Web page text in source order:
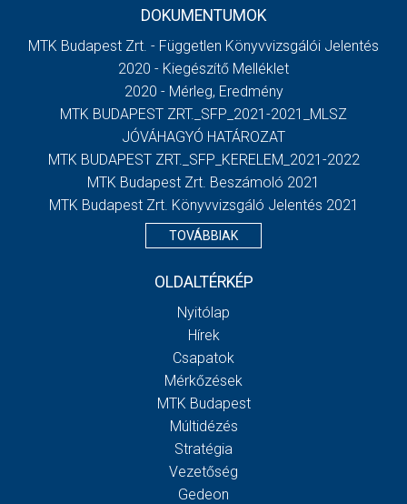
DOKUMENTUMOK
MTK Budapest Zrt. - Független Könyvvizsgálói Jelentés
2020 - Kiegészítő Melléklet
2020 - Mérleg, Eredmény
MTK BUDAPEST ZRT._SFP_2021-2021_MLSZ
JÓVÁHAGYÓ HATÁROZAT
MTK BUDAPEST ZRT._SFP_KERELEM_2021-2022
MTK Budapest Zrt. Beszámoló 2021
MTK Budapest Zrt. Könyvvizsgáló Jelentés 2021
TOVÁBBIAK
OLDALTÉRKÉP
Nyitólap
Hírek
Csapatok
Mérkőzések
MTK Budapest
Múltidézés
Stratégia
Vezetőség
Gedeon